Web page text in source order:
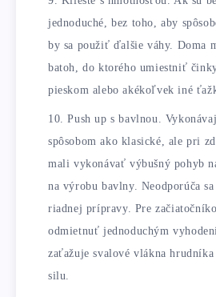
jednoduché, bez toho, aby
by sa použiť ďalšie váhy. Doma
batoh, do ktorého umiestniť
pieskom alebo akékoľvek iné
Push up s bavlnou.
spôsobom ako klasické, ale pri
mali vykonávať výbušný pohyb
na výrobu bavlny. Neodporúča
riadnej prípravy. Pre
odmietnuť jednoduchým
zaťažuje svalové vlákna
silu.